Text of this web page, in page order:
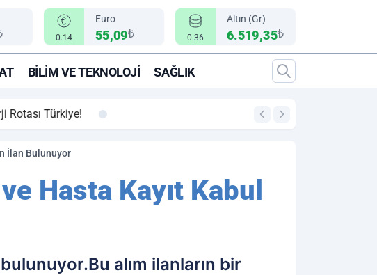
0.14
Euro
55,09₺ 0.36
Altın (Gr)
6.519,35₺
BILIM VE TEKNOLOJI SAĞLIK
Türkiye! 00:12
İlan Bulunuyor
Hasta Kayıt Kabul
alım ilanların bir